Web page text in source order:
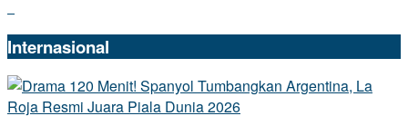
Internasional